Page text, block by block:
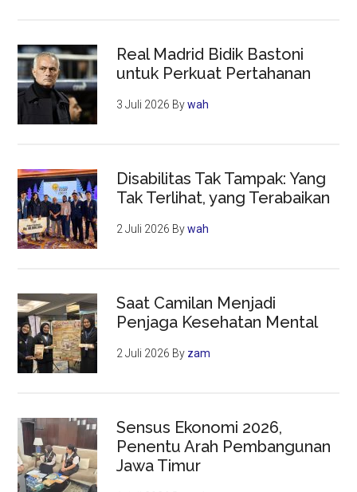
Real Madrid Bidik Bastoni
untuk Perkuat Pertahanan
3 Juli 2026 Bywah
Disabilitas Tak Tampak: Yang
Tak Terlihat, yang Terabaikan
2 Juli 2026 Bywah
Saat Camilan Menjadi
Penjaga Kesehatan Mental
2 Juli 2026 By zam
Sensus Ekonomi 2026,
Penentu Arah Pembangunan
Jawa Timur